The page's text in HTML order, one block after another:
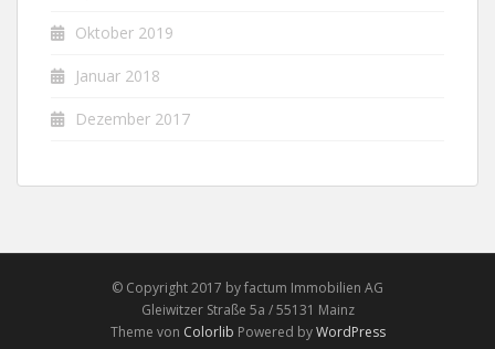
Oktober 2019
Januar 2018
Dezember 2017
© Copyright 2017 by factum Immobilien AG
Gleiwitzer Straße 5a / 55131 Mainz
Theme von Colorlib Powered byWordPress